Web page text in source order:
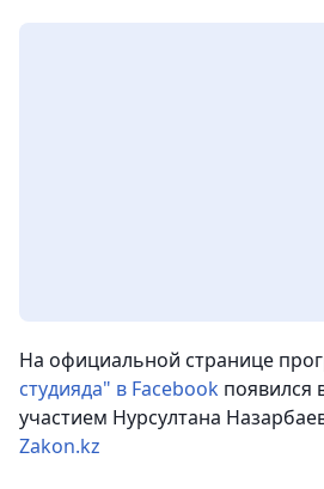
На официальной странице
студияда" в Facebook появился
участием Нурсултана
Zakon.kz